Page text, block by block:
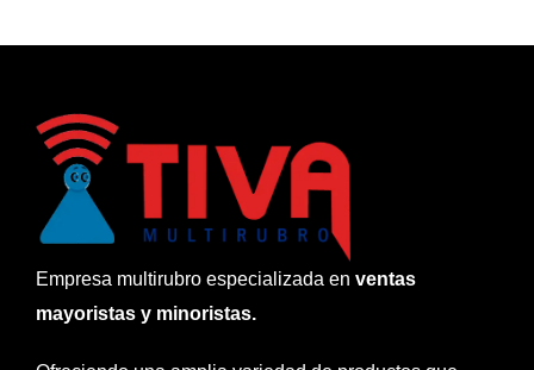
Empresa multirubro especializada en ventas
mayoristas y minoristas.